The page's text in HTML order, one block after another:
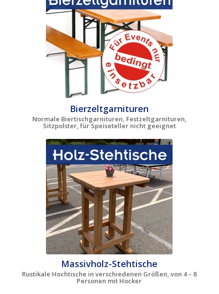
Bierzeltgarnituren
Normale Biertischgarnituren, Festzeltgarnituren,
Sitzpolster, für Speiseteller nicht geeignet
Massivholz-Stehtische
Rustikale Hochtische in verschiedenen Größen, von 4 – 8
Personen mit Hocker